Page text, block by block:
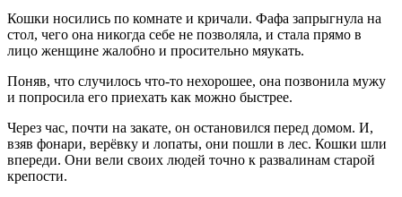
Кошки носились по комнате и кричали. Фафа запрыгнула на
стол, чего она никогда себе не позволяла, и стала прямо в
лицо женщине жалобно и просительно мяукать.
Поняв, что случилось что-то нехорошее, она позвонила мужу
и попросила его приехать как можно быстрее.
Через час, почти на закате, он остановился перед домом. И,
взяв фонари, верёвку и лопаты, они пошли в лес. Кошки шли
впереди. Они вели своих людей точно к развалинам старой
крепости.